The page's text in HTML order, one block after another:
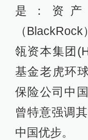
是：资
（
瓴资本集团
基金老虎环
保险公司中
曾特意强调
中国优步。